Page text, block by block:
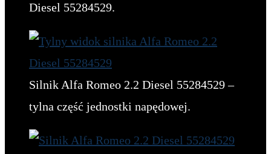
Diesel 55284529.
Silnik Alfa Romeo 2.2 Diesel 55284529 –
tylna część jednostki napędowej.